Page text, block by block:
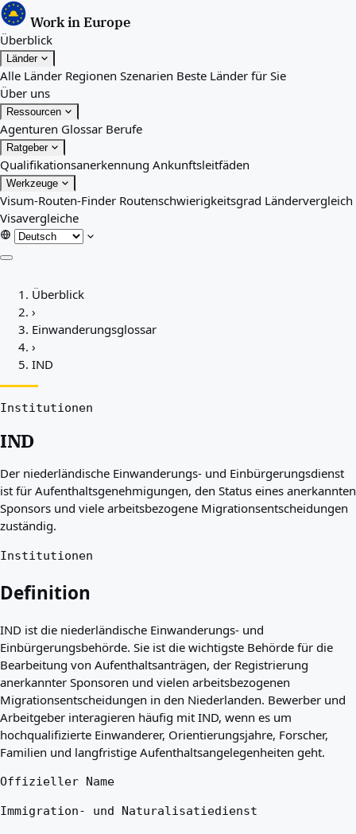
Work in Europe
Überblick
Länder
Alle Länder Regionen Szenarien Beste Länder für Sie
Über uns
Ressourcen
Agenturen Glossar Berufe
Ratgeber
Qualifikationsanerkennung Ankunftsleitfäden
Werkzeuge
Visum-Routen-Finder Routenschwierigkeitsgrad Ländervergleich
Visavergleiche
Länder
Regionen
Ressourcen
Ratgeber
Qualifikationsanerkennung
Ankunftsleitfäden
Werkzeuge
Ländervergleich
Visavergleiche
Überblick
›
Einwanderungsglossar
›
IND
Institutionen
IND
Der niederländische Einwanderungs- und Einbürgerungsdienst
ist für Aufenthaltsgenehmigungen, den Status eines anerkannten
Sponsors und viele arbeitsbezogene Migrationsentscheidungen
zuständig.
Institutionen
Definition
IND ist die niederländische Einwanderungs- und
Einbürgerungsbehörde. Sie ist die wichtigste Behörde für die
Bearbeitung von Aufenthaltsanträgen, der Registrierung
anerkannter Sponsoren und vielen arbeitsbezogenen
Migrationsentscheidungen in den Niederlanden. Bewerber und
Arbeitgeber interagieren häufig mit IND, wenn es um
hochqualifizierte Einwanderer, Orientierungsjahre, Forscher,
Familien und langfristige Aufenthaltsangelegenheiten geht.
Offizieller Name
Immigration- und Naturalisatiedienst